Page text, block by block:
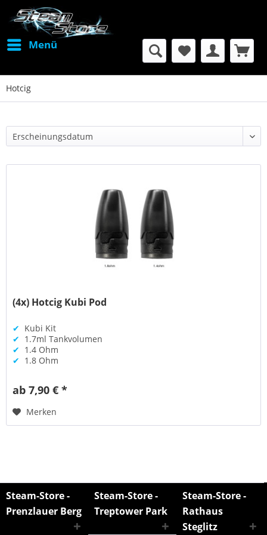
Menü
Hotcig
(4x) Hotcig Kubi Pod
✔ Kubi Kit
✔ 1.7ml Tankvolumen
✔ 1.4 Ohm
✔ 1.8 Ohm
ab 7,90 € *
Merken
Steam-Store -
Prenzlauer Berg
Steam-Store -
Treptower Park
Steam-Store -
Rathaus
Steglitz